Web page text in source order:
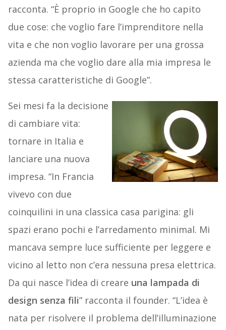
racconta. “È proprio in Google che ho capito
due cose: che voglio fare l’imprenditore nella
vita e che non voglio lavorare per una grossa
azienda ma che voglio dare alla mia impresa le
stessa caratteristiche di Google”.
Sei mesi fa la decisione
di cambiare vita:
tornare in Italia e
lanciare una nuova
impresa. “In Francia
vivevo con due
coinquilini in una classica casa parigina: gli
spazi erano pochi e l’arredamento minimal. Mi
mancava sempre luce sufficiente per leggere e
vicino al letto non c’era nessuna presa elettrica.
Da qui nasce l’idea di creare una lampada di
design senza fili” racconta il founder. “L’idea è
nata per risolvere il problema dell’illuminazione